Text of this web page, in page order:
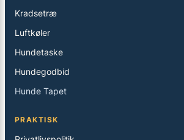
Kradsetræ
Luftkøler
Hundetaske
Hundegodbid
Hunde Tapet
PRAKTISK